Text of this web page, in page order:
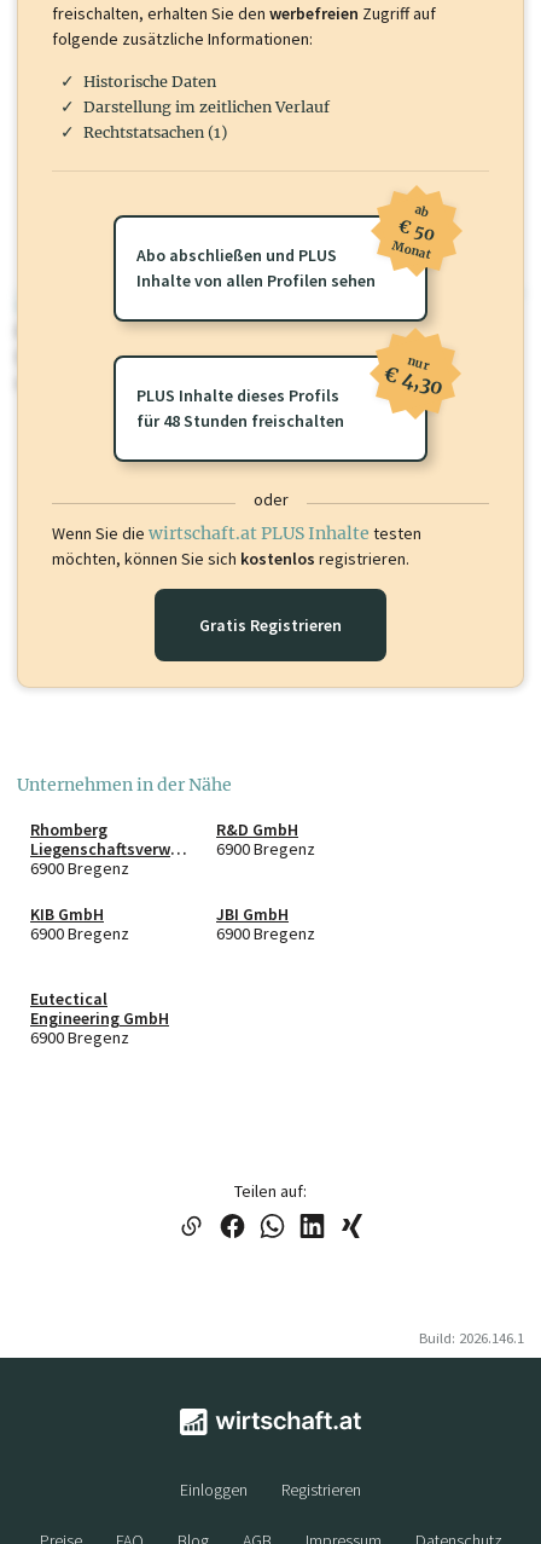
Für dieses Profil gibt es zusätzlichewirtschaft.at PLUS Inhalte
Sie momentan nicht einsehen können. Schalten Sie dieses Profil frei
oder loggen Sie sich ein um diese Inhalte zu sehen.
freischalten, erhalten Sie den werbefreien Zugriff auf
folgende zusätzliche Informationen:
Historische Daten
Darstellung im zeitlichen Verlauf
Rechtstatsachen (1)
Abo abschließen und PLUS
Inhalte von allen Profilen sehen
ab
€ 50
Monat
PLUS Inhalte dieses Profils
für 48 Stunden freischalten
nur
€ 4,30
oder
Wenn Sie die wirtschaft.at PLUS Inhalte testen
möchten, können Sie sich kostenlos registrieren.
Gratis Registrieren
Unternehmen in der Nähe
Rhomberg
Liegenschaftsverwer
tungsGmbH & Co KG
6900 Bregenz
R&D GmbH
6900 Bregenz
KIB GmbH
6900 Bregenz
JBI GmbH
6900 Bregenz
Eutectical
Engineering GmbH
6900 Bregenz
Teilen auf:
Build: 2026.146.1
Einloggen Registrieren